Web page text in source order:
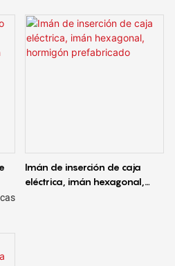
Imán de inserción de caja
eléctrica, imán hexagonal,